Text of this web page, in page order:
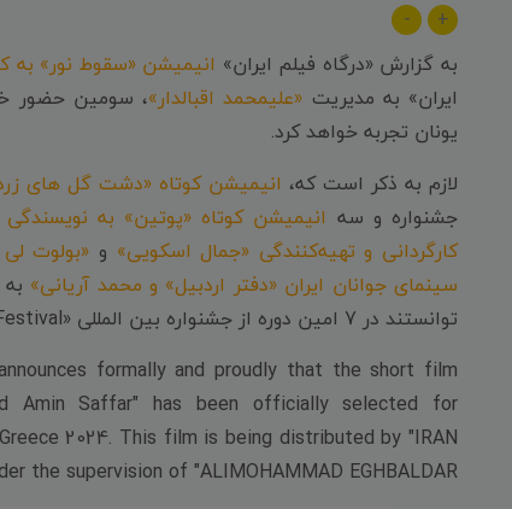
+
-
به گزارش «درگاه فیلم ایران» انیمیشن «سقوط نور» به
ایران» به مدیریت «علیمحمد اقبالدار»
یونان تجربه خواهد کرد.
لازم به ذکر است که، انیمیشن کوتاه «دشت گل های
جشنواره و سه انیمیشن کوتاه «پوتین» به
کارگردانی و تهیه‌کنندگی «جمال اسکویی» و «بولوت
سینمای جوانان ایران «دفتر اردبیل» و محمد آریانی»
توانستند در 7 امین دوره از جشنواره بین المللی «Chaniartoon Festival» حضور یابند.
formally and proudly that the short film
Amin Saffar" has been officially selected for
2024. This film is being distributed by "IRAN
the supervision of "ALIMOHAMMAD EGHBALDAR".